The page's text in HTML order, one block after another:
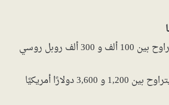
: يتراوح بين 100 ألف و 300 ألف روبل روسي
: يتراوح بين 1,200 و 3,600 دولارًا أمريكيًا